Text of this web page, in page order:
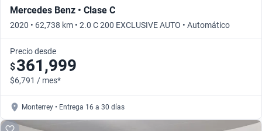
Mercedes Benz • Clase C
2020 • 62,738 km • 2.0 C 200 EXCLUSIVE AUTO • Automático
Precio desde
$361,999
$6,791 / mes*
Monterrey • Entrega 16 a 30 días